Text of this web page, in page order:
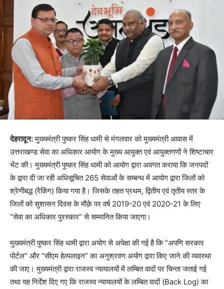
देहरादून:मुख्यमंत्री पुष्कर सिंह धामी से मंगलवार को मुख्यमंत्री आवास में
उत्तराखण्ड सेवा का अधिकार आयोग के मुख्य आयुक्त एवं आयुक्तगणों ने शिष्टाचार
भेंट की। मुख्यमंत्री पुष्कर सिंह धामी को आयोग द्वारा अवगत कराया कि जनपदों
के द्वारा दी जा रही अधिसूचित 265 सेवाओं के सम्बन्ध में आयोग द्वारा जिलों को
श्रेणीबद्ध (रैकिंग) किया गया है। जिसके तहत प्रथम, द्वितीय एवं तृतीय स्तर के
जिलों को सुशासन दिवस के मौक़े पर वर्ष 2019-20 एवं 2020-21 के लिए
“सेवा का अधिकार पुरस्कार” से सम्मानित किया जाएगा।
मुख्यमंत्री पुष्कर सिंह धामी द्वारा अयोग से अपेक्षा की गई है कि “अपणि सरकार
पोर्टल” और “सीएम हेल्पलाइन” का अनुश्रवण अयोग द्वारा किए जाने की व्यवस्था
की जाए। मुख्यमंत्री द्वारा राजस्व न्यायालयों में लम्बित वादों पर चिन्ता जताई गई
तथा यह निर्देश दिए गए कि राजस्व न्यायालयों के लम्बित वादों (Back Log) का